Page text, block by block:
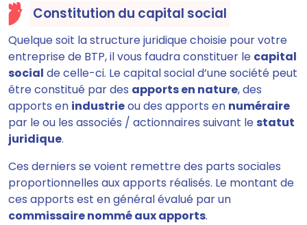
Constitution du capital social
Quelque soit la structure juridique choisie pour votre
entreprise de BTP, il vous faudra constituer le capital
social de celle-ci. Le capital social d’une société peut
être constitué par des apports en nature, des
apports en industrieou des apports en numéraire
par le ou les associés / actionnaires suivant le statut
juridique.
Ces derniers se voient remettre des parts sociales
proportionnelles aux apports réalisés. Le montant de
ces apports est en général évalué par un
commissaire nommé aux apports.